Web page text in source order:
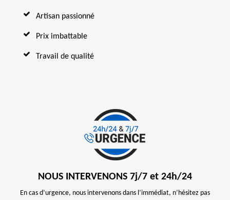
Artisan passionné
Prix imbattable
Travail de qualité
NOUS INTERVENONS 7j/7 et 24h/24
En cas d’urgence, nous intervenons dans l’immédiat, n’hésitez pas